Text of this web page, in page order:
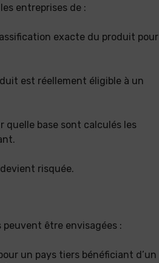
entreprises de :
exacte du produit pour
est réellement éligible à un
quelle base sont calculés les
risquée.
être envisagées :
un pays tiers bénéficiant d’un